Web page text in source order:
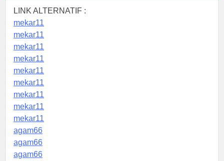
LINK ALTERNATIF :
mekar11
mekar11
mekar11
mekar11
mekar11
mekar11
mekar11
mekar11
mekar11
agam66
agam66
agam66